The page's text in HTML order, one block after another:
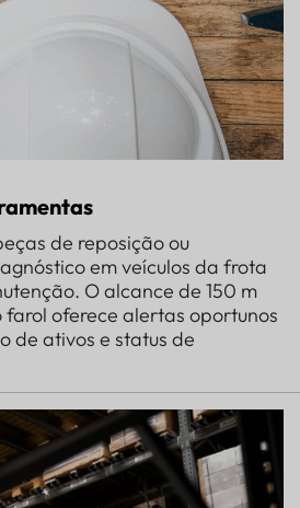
de reposição ou
em veículos da frota
O alcance de 150 m
oferece alertas oportunos
de ativos e status de